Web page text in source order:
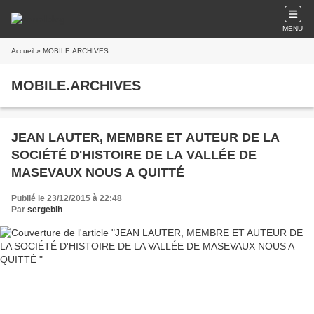
MENU
Accueil » MOBILE.ARCHIVES
MOBILE.ARCHIVES
JEAN LAUTER, MEMBRE ET AUTEUR DE LA
SOCIÉTÉ D'HISTOIRE DE LA VALLÉE DE
MASEVAUX NOUS A QUITTÉ
Publié le 23/12/2015 à 22:48
Par sergeblh